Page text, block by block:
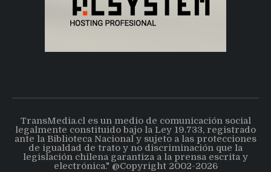
TransMedia.cl es un medio de comunicación social
legalmente constituido bajo la Ley 19.733, registrado
ante la Biblioteca Nacional y sujeto a las protecciones
de igualdad de trato y no discriminación que la
legislación chilena garantiza a la prensa escrita y
electrónica." @Copyright 2002-2026